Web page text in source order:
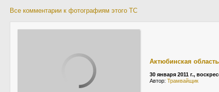
Все комментарии к фотографиям этого ТС
Актюбинская область
30 января 2011 г.,
Автор: Трамвайщик